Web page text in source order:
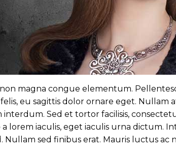
magna congue elementum.
eu sagittis dolor ornare eget. Nullam
Sed et tortor facilisis,
lorem iaculis, eget iaculis urna dictum.
Nullam sed finibus erat. Mauris luctus ac